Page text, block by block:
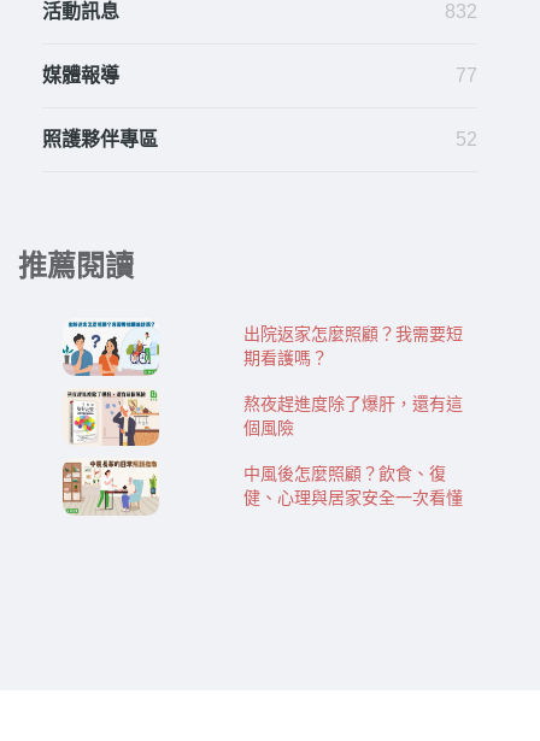
活動訊息 832
媒體報導 77
照護夥伴專區 52
推薦閱讀
出院返家怎麼照顧？我需要短
期看護嗎？
熬夜趕進度除了爆肝，還有這
個風險
中風後怎麼照顧？飲食、復
健、心理與居家安全一次看懂